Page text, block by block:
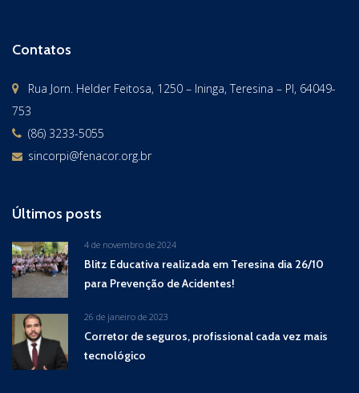
Contatos
Rua Jorn. Helder Feitosa, 1250 – Ininga, Teresina – PI, 64049-
753
(86) 3233-5055
sincorpi@fenacor.org.br
Últimos posts
4 de novembro de 2024
Blitz Educativa realizada em Teresina dia 26/10
para Prevenção de Acidentes!
26 de janeiro de 2023
Corretor de seguros, profissional cada vez mais
tecnológico